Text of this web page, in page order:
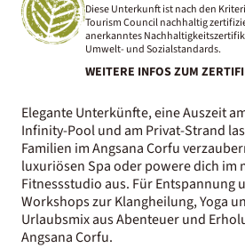
Diese Unterkunft ist nach den
Tourism Council nachhaltig
anerkanntes
Umwelt- und Sozialstandards.
WEITERE INFOS ZUM
Elegante Unterkünfte, eine Auszeit
Infinity-Pool und am Privat-Strand
Familien im Angsana Corfu
luxuriösen Spa oder powere dich im
Fitnessstudio aus. Für Entspannung
Workshops zur Klangheilung, Yoga
Urlaubsmix aus Abenteuer und
Angsana Corfu.